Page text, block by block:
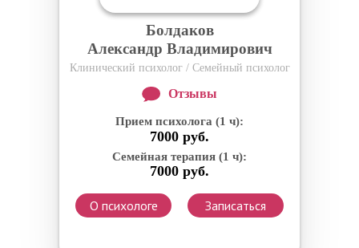
Болдаков
Александр Владимирович
Клинический психолог / Семейный психолог
Отзывы
Прием психолога (1 ч):
7000 руб.
Семейная терапия (1 ч):
7000 руб.
О психологе Записаться